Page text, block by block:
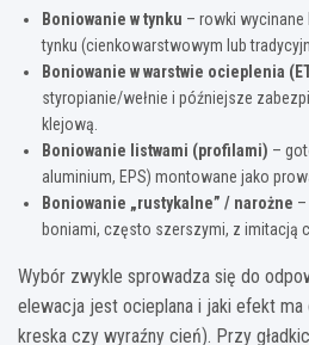
Boniowanie w tynku – rowki wycinane
tynku (cienkowarstwowym lub
Boniowanie w warstwie ocieplenia
styropianie/wełnie i późniejsze
klejową.
Boniowanie listwami (profilami) –
aluminium, EPS) montowane jako
Boniowanie „rustykalne” / narożne
boniami, często szerszymi, z imitacją
Wybór zwykle sprowadza się do
elewacja jest ocieplana i jaki efekt ma
kreska czy wyraźny cień). Przy